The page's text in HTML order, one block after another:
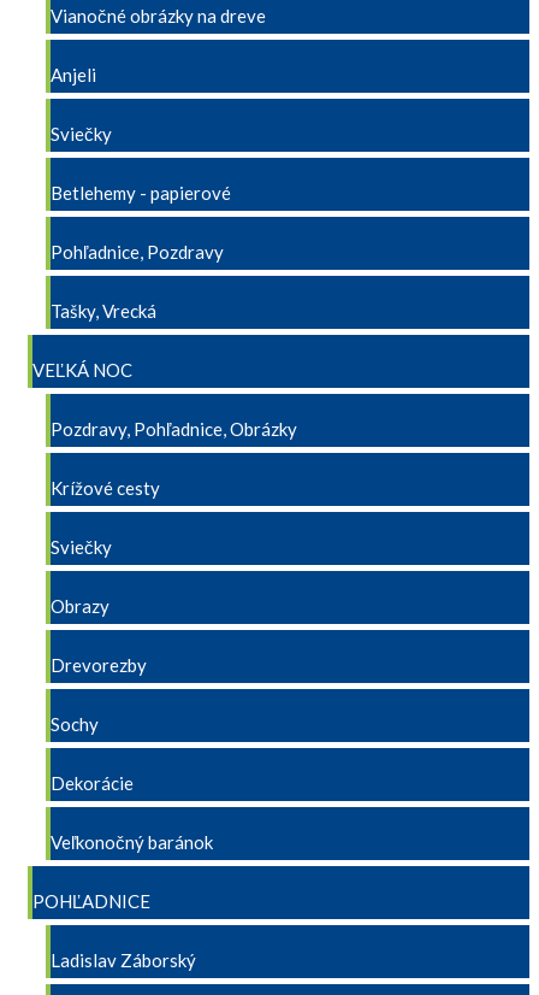
Vianočné obrázky na dreve
Anjeli
Sviečky
Betlehemy - papierové
Pohľadnice, Pozdravy
Tašky, Vrecká
VEĽKÁ NOC
Pozdravy, Pohľadnice, Obrázky
Krížové cesty
Sviečky
Obrazy
Drevorezby
Sochy
Dekorácie
Veľkonočný baránok
POHĽADNICE
Ladislav Záborský